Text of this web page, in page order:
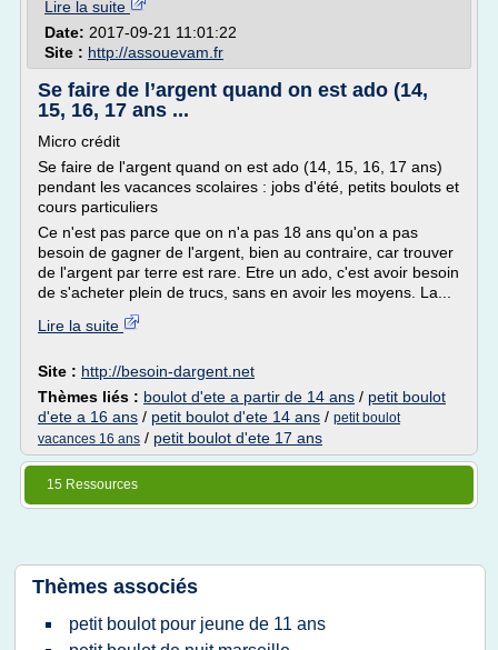
Lire la suite
Date: 2017-09-21 11:01:22
Site : http://assouevam.fr
Se faire de l’argent quand on est ado (14,
15, 16, 17 ans ...
Micro crédit
Se faire de l'argent quand on est ado (14, 15, 16, 17 ans)
pendant les vacances scolaires : jobs d'été, petits boulots et
cours particuliers
Ce n'est pas parce que on n'a pas 18 ans qu'on a pas
besoin de gagner de l'argent, bien au contraire, car trouver
de l'argent par terre est rare. Etre un ado, c'est avoir besoin
de s'acheter plein de trucs, sans en avoir les moyens. La...
Lire la suite
Site : http://besoin-dargent.net
Thèmes liés : boulot d'ete a partir de 14 ans / petit boulot
d'ete a 16 ans / petit boulot d'ete 14 ans / petit boulot
vacances 16 ans / petit boulot d'ete 17 ans
15 Ressources
Thèmes associés
petit boulot pour jeune de 11 ans